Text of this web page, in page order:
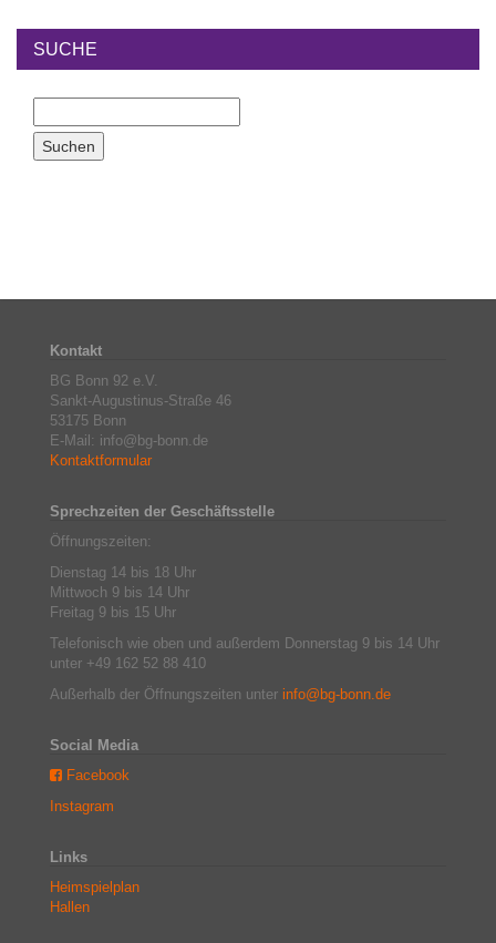
SUCHE
Kontakt
BG Bonn 92 e.V.
Sankt-Augustinus-Straße 46
53175 Bonn
E-Mail: info@bg-bonn.de
Kontaktformular
Sprechzeiten der Geschäftsstelle
Öffnungszeiten:
Dienstag 14 bis 18 Uhr
Mittwoch 9 bis 14 Uhr
Freitag 9 bis 15 Uhr
Telefonisch wie oben und außerdem Donnerstag 9 bis 14 Uhr
unter +49 162 52 88 410
Außerhalb der Öffnungszeiten unter info@bg-bonn.de
Social Media
Facebook
Instagram
Links
Heimspielplan
Hallen